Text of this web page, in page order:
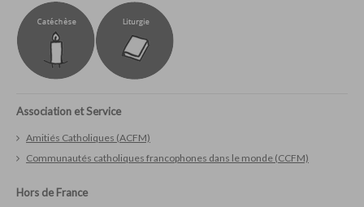
Association et Service
Amitiés Catholiques (ACFM)
Communautés catholiques francophones dans le monde (CCFM)
Hors de France